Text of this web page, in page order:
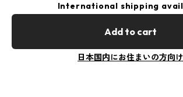
International shipping
Add to cart
日本国内にお住まいの方向け